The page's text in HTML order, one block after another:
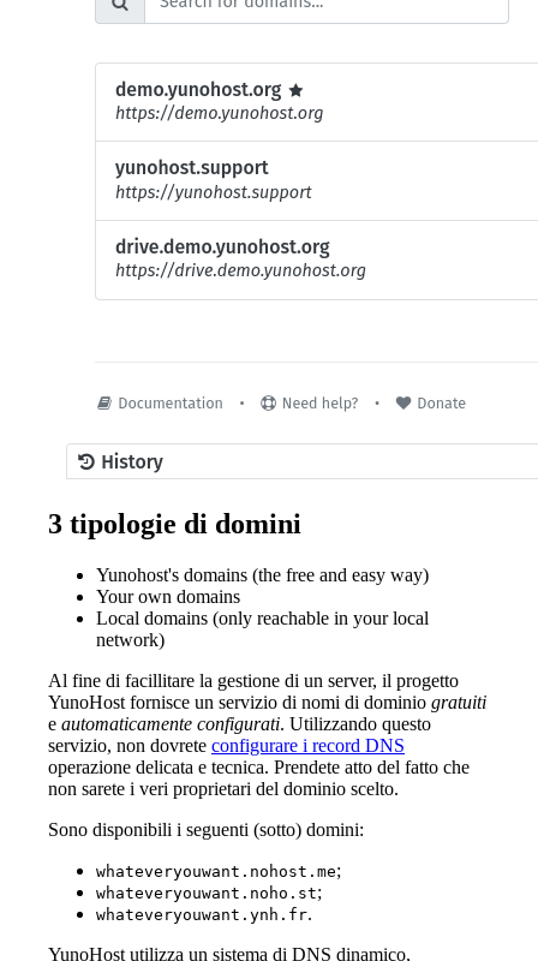
3 tipologie di domini
Yunohost's domains (the free and easy way)
Your own domains
Local domains (only reachable in your local
network)
Al fine di facillitare la gestione di un server, il progetto
YunoHost fornisce un servizio di nomi di dominio gratuiti
e automaticamente configurati. Utilizzando questo
servizio, non dovrete configurare i record DNS
operazione delicata e tecnica. Prendete atto del fatto che
non sarete i veri proprietari del dominio scelto.
Sono disponibili i seguenti (sotto) domini:
whateveryouwant.nohost.me;
whateveryouwant.noho.st;
whateveryouwant.ynh.fr.
YunoHost utilizza un sistema di DNS dinamico,